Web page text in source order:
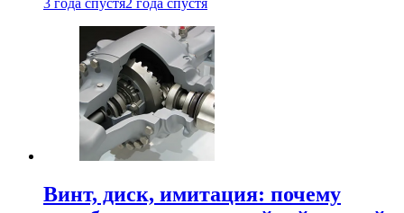
3 года спустя2 года спустя
Винт, диск, имитация: почему